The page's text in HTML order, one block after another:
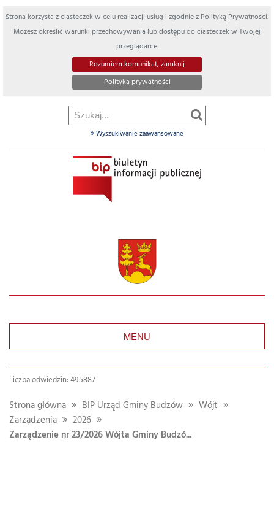
Strona korzysta z ciasteczek w celu realizacji usług i zgodnie z Polityką Prywatności.
Możesz określić warunki przechowywania lub dostępu do ciasteczek w Twojej
przeglądarce.
Rozumiem komunikat, zamknij
Polityka prywatności
Wyszukiwanie zaawansowane
MENU
Liczba odwiedzin: 495887
Strona główna BIP Urząd Gminy Budzów
Wójt
Zarządzenia
2026
Zarządzenie nr 23/2026 Wójta Gminy Budzó...